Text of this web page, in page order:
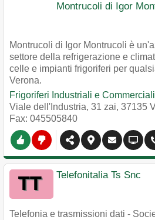
Montrucoli di Igor
Montrucoli di Igor Montrucoli è
settore della refrigerazione e
celle e impianti frigoriferi per
Verona.
Frigoriferi Industriali e
Viale dell'Industria, 31 zai, 37135
Fax: 045505840
Telefonitalia Ts Snc
Telefonia e trasmissioni dati -